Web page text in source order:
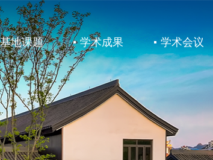
基地课题 学术成果 学术会议